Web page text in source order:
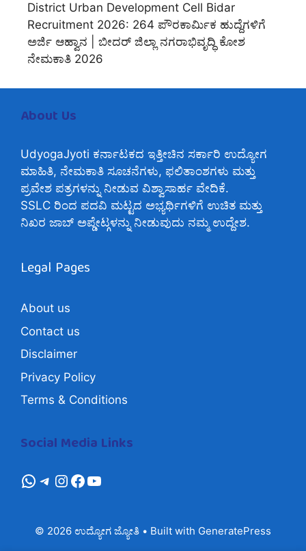
District Urban Development Cell Bidar
Recruitment 2026: 264 ಪೌರಕಾರ್ಮಿಕ ಹುದ್ದೆಗಳಿಗೆ
ಅರ್ಜಿ ಆಹ್ವಾನ | ಬೀದರ್ ಜಿಲ್ಲಾ ನಗರಾಭಿವೃದ್ಧಿ ಕೋಶ
ನೇಮಕಾತಿ 2026
About Us
UdyogaJyoti ಕರ್ನಾಟಕದ ಇತ್ತೀಚಿನ ಸರ್ಕಾರಿ ಉದ್ಯೋಗ
ಮಾಹಿತಿ, ನೇಮಕಾತಿ ಸೂಚನೆಗಳು, ಫಲಿತಾಂಶಗಳು ಮತ್ತು
ಪ್ರವೇಶ ಪತ್ರಗಳನ್ನು ನೀಡುವ ವಿಶ್ವಾಸಾರ್ಹ ವೇದಿಕೆ.
SSLC ರಿಂದ ಪದವಿ ಮಟ್ಟದ ಅಭ್ಯರ್ಥಿಗಳಿಗೆ ಉಚಿತ ಮತ್ತು
ನಿಖರ ಜಾಬ್ ಅಪ್ಡೇಟ್ಗಳನ್ನು ನೀಡುವುದು ನಮ್ಮ ಉದ್ದೇಶ.
Legal Pages
About us
Contact us
Disclaimer
Privacy Policy
Terms & Conditions
Social Media Links
whatsapp
Telegram
Instagram
Facebook
YouTube
© 2026 ಉದ್ಯೋಗ ಜ್ಯೋತಿ • Built with GeneratePress